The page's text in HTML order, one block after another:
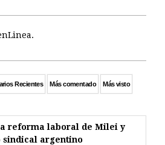
Recientes Más comentado Más visto
reforma laboral de Milei y
sindical argentino